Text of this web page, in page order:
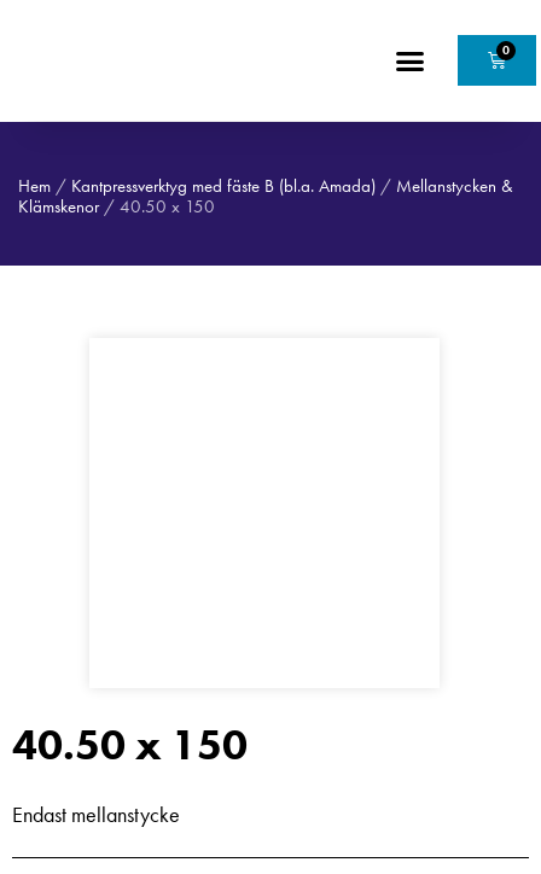
0
Hem / Kantpressverktyg med fäste B (bl.a. Amada) / Mellanstycken &
Klämskenor/ 40.50 x 150
40.50 x 150
Endast mellanstycke